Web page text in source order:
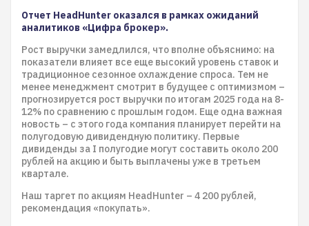
Отчет HeadHunter оказался в рамках ожиданий
аналитиков «Цифра брокер».
Рост выручки замедлился, что вполне объяснимо: на
показатели влияет все еще высокий уровень ставок и
традиционное сезонное охлаждение спроса. Тем не
менее менеджмент смотрит в будущее с оптимизмом –
прогнозируется рост выручки по итогам 2025 года на 8-
12% по сравнению с прошлым годом. Еще одна важная
новость – с этого года компания планирует перейти на
полугодовую дивидендную политику. Первые
дивиденды за I полугодие могут составить около 200
рублей на акцию и быть выплачены уже в третьем
квартале.
Наш таргет по акциям HeadHunter – 4 200 рублей,
рекомендация «покупать».